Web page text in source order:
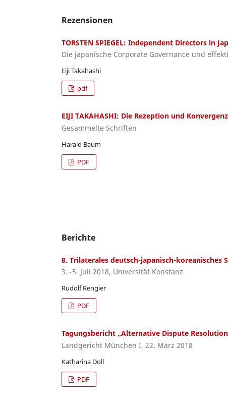
Rezensionen
TORSTEN SPIEGEL: Independent Directors in
Die japanische Corporate Governance und
Eiji Takahashi
pdf
EIJI TAKAHASHI: Die Rezeption und
Gesammelte Schriften
Harald Baum
PDF
Berichte
8. Trilaterales deutsch-japanisch-koreanisches
3. – 5. Juli 2018, Universität Konstanz
Rudolf Rengier
PDF
Tagungsbericht „Alternative Dispute
Landgericht München I, 22. März 2018
Katharina Doll
PDF